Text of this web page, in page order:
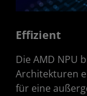
Effizient
Die AMD NPU
Architekturen
für eine